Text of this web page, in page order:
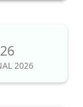
2026